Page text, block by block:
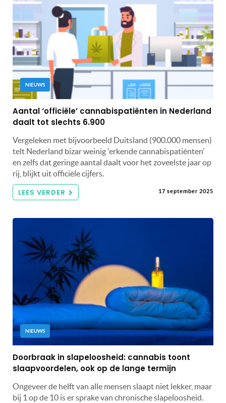
NIEUWS
Aantal ‘officiële’ cannabispatiënten in Nederland
daalt tot slechts 6.900
Vergeleken met bijvoorbeeld Duitsland (900.000 mensen)
telt Nederland bizar weinig 'erkende cannabispatiënten'
en zelfs dat geringe aantal daalt voor het zoveelste jaar op
rij, blijkt uit officiële cijfers.
LEES VERDER 17 september 2025
NIEUWS
Doorbraak in slapeloosheid: cannabis toont
slaapvoordelen, ook op de lange termijn
Ongeveer de helft van alle mensen slaapt niet lekker, maar
bij 1 op de 10 is er sprake van chronische slapeloosheid.